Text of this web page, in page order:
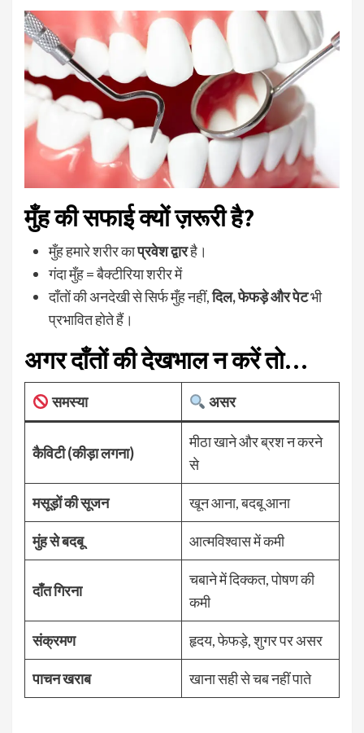
मुँह की सफाई क्यों ज़रूरी है?
मुँह हमारे शरीर काप्रवेश द्वारहै।
गंदा मुँह = बैक्टीरिया शरीर में
दाँतों की अनदेखी से सिर्फ मुँह नहीं,दिल, फेफड़े और पेटभी
प्रभावित होते हैं।
अगर दाँतों की देखभाल न करें तो…
समस्या असर
कैविटी (कीड़ा लगना)
मीठा खाने और ब्रश न करने
से
मसूड़ों की सूजन खून आना, बदबू आना
मुंह से बदबू आत्मविश्वास में कमी
दाँत गिरना
चबाने में दिक्कत, पोषण की
कमी
संक्रमण हृदय, फेफड़े, शुगर पर असर
पाचन खराब खाना सही से चब नहीं पाते